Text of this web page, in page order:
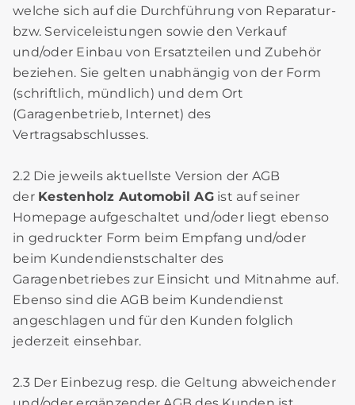
welche sich auf die Durchführung von Reparatur-
bzw. Serviceleistungen sowie den Verkauf
und/oder Einbau von Ersatzteilen und Zubehör
beziehen. Sie gelten unabhängig von der Form
(schriftlich, mündlich) und dem Ort
(Garagenbetrieb, Internet) des
Vertragsabschlusses.
2.2 Die jeweils aktuellste Version der AGB
der Kestenholz Automobil AGist auf seiner
Homepage aufgeschaltet und/oder liegt ebenso
in gedruckter Form beim Empfang und/oder
beim Kundendienstschalter des
Garagenbetriebes zur Einsicht und Mitnahme auf.
Ebenso sind die AGB beim Kundendienst
angeschlagen und für den Kunden folglich
jederzeit einsehbar.
2.3 Der Einbezug resp. die Geltung abweichender